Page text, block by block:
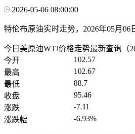
2026-05-06 08:00:00
特伦布原油实时走势，2026年05月06
今日美原油WTI价格走势最新查询（
今开
102.57
最高
102.67
最低
88.7
收盘
95.46
涨跌
-7.11
涨跌幅
-6.93%